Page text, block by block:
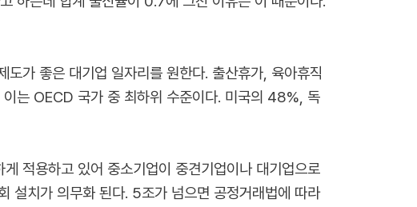
가 좋은 대기업 일자리를 원한다. 출산휴가, 육아휴직
는 OECD 국가 중 최하위 수준이다. 미국의 48%, 독
적용하고 있어 중소기업이 중견기업이나 대기업으로
설치가 의무화 된다. 5조가 넘으면 공정거래법에 따라